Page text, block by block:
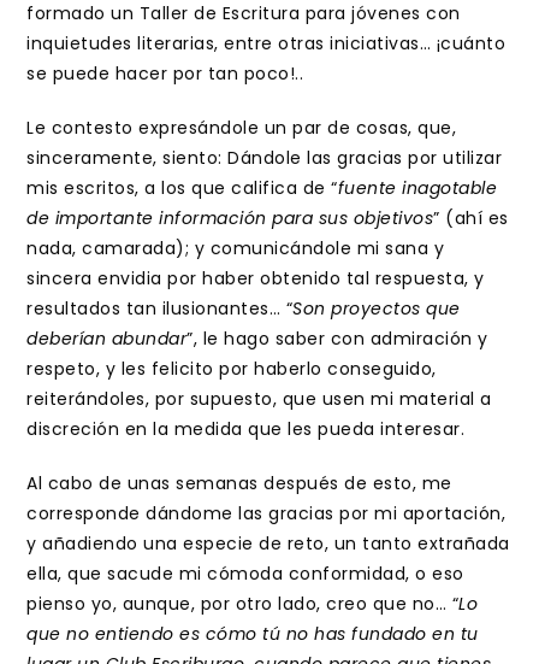
formado un Taller de Escritura para jóvenes con
inquietudes literarias, entre otras iniciativas… ¡cuánto
se puede hacer por tan poco!..
Le contesto expresándole un par de cosas, que,
sinceramente, siento: Dándole las gracias por utilizar
mis escritos, a los que califica de “fuente inagotable
de importante información para sus objetivos” (ahí es
nada, camarada); y comunicándole mi sana y
sincera envidia por haber obtenido tal respuesta, y
resultados tan ilusionantes… “Son proyectos que
deberían abundar”, le hago saber con admiración y
respeto, y les felicito por haberlo conseguido,
reiterándoles, por supuesto, que usen mi material a
discreción en la medida que les pueda interesar.
Al cabo de unas semanas después de esto, me
corresponde dándome las gracias por mi aportación,
y añadiendo una especie de reto, un tanto extrañada
ella, que sacude mi cómoda conformidad, o eso
pienso yo, aunque, por otro lado, creo que no… “Lo
que no entiendo es cómo tú no has fundado en tu